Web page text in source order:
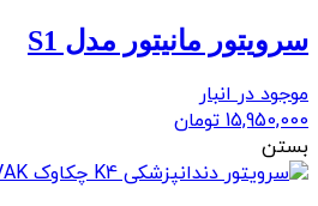
سرویتور مانیتور مدل S1
موجود در انبار
15,950,000 تومان
بستن